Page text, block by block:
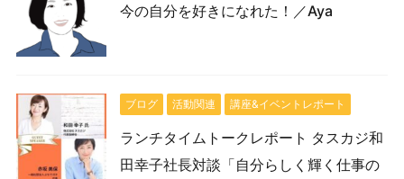
今の自分を好きになれた！／Aya
ブログ 活動関連 講座&イベントレポート
ランチタイムトークレポート タスカジ和
田幸子社長対談「自分らしく輝く仕事の